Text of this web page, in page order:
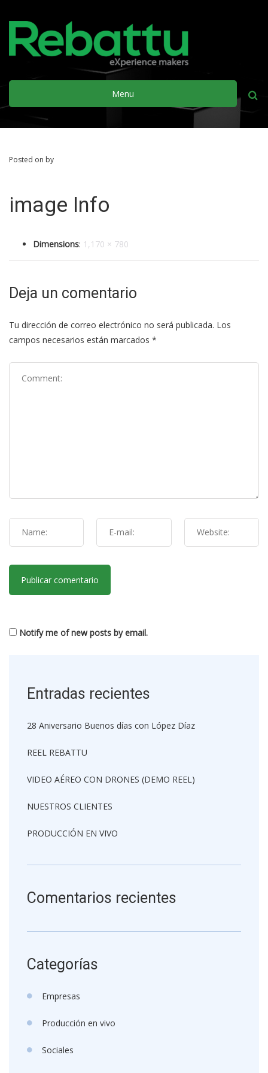
Menu
Posted on by
image Info
Dimensions: 1,170 × 780
Deja un comentario
Tu dirección de correo electrónico no será publicada. Los
campos necesarios están marcados *
Notify me of new posts by email.
Entradas recientes
28 Aniversario Buenos días con López Díaz
REEL REBATTU
VIDEO AÉREO CON DRONES (DEMO REEL)
NUESTROS CLIENTES
PRODUCCIÓN EN VIVO
Comentarios recientes
Categorías
Empresas
Producción en vivo
Sociales